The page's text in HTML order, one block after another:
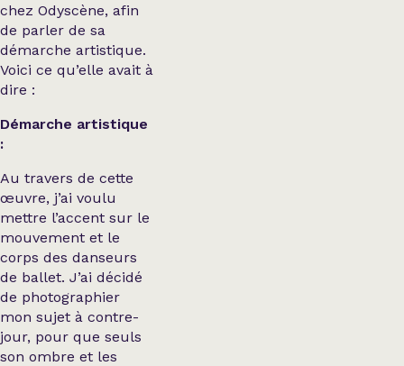
chez Odyscène, afin
de parler de sa
démarche artistique.
Voici ce qu’elle avait à
dire :
Démarche artistique
:
Au travers de cette
œuvre, j’ai voulu
mettre l’accent sur le
mouvement et le
corps des danseurs
de ballet. J’ai décidé
de photographier
mon sujet à contre-
jour, pour que seuls
son ombre et les